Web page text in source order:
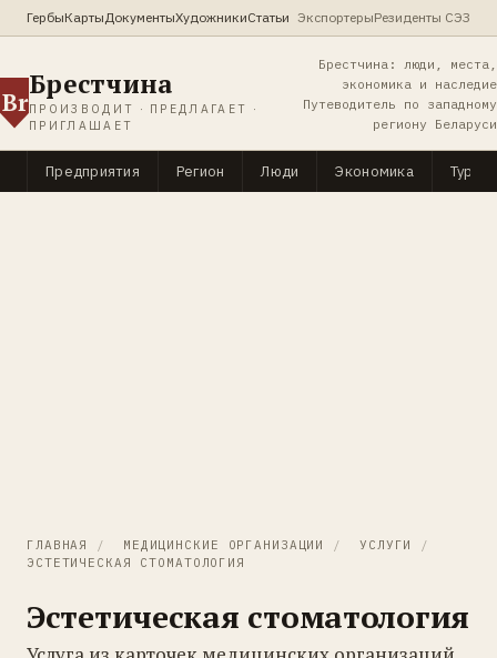
ГербыКартыДокументыХудожникиСтатьи ЭкспортерыРезиденты СЭЗ
Br
Брестчина
ПРОИЗВОДИТ · ПРЕДЛАГАЕТ ·
ПРИГЛАШАЕТ
Брестчина: люди, места,
экономика и наследие
Путеводитель по западному
региону Беларуси
Предприятия Регион Люди Экономика
ГЛАВНАЯ / МЕДИЦИНСКИЕ ОРГАНИЗАЦИИ / УСЛУГИ
/
ЭСТЕТИЧЕСКАЯ СТОМАТОЛОГИЯ
Эстетическая стоматология